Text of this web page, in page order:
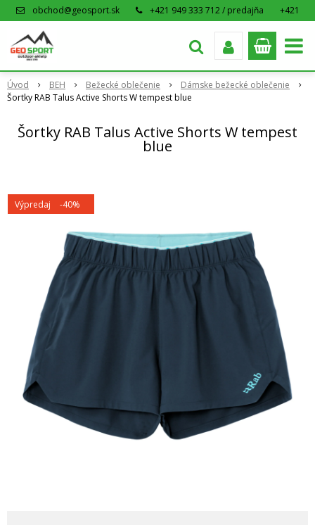
obchod@geosport.sk +421 949 333 712 / predajňa
+421
Úvod BEH Bežecké oblečenie
Dámske bežecké oblečenie
Šortky RAB Talus Active Shorts W tempest blue
Šortky RAB Talus Active Shorts W tempest
blue
Výpredaj -40%